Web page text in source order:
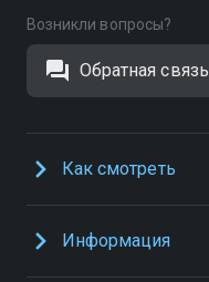
Возникли вопросы?
Обратная связь
Как смотреть
Информация